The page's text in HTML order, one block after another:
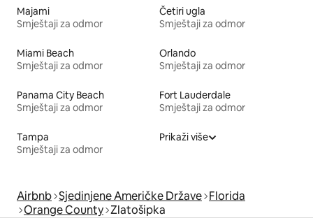
Majami
Smještaji za odmor
Četiri ugla
Smještaji za odmor
Miami Beach
Smještaji za odmor
Orlando
Smještaji za odmor
Panama City Beach
Smještaji za odmor
Fort Lauderdale
Smještaji za odmor
Tampa
Smještaji za odmor
Prikaži više
Airbnb Sjedinjene Američke Države Florida
Orange County Zlatošipka